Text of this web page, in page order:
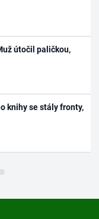
útočil paličkou,
knihy se stály fronty,